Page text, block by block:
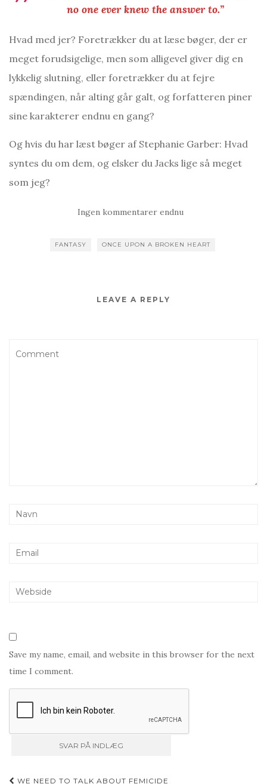
no one ever knew the answer to.”
Hvad med jer? Foretrækker du at læse bøger, der er
meget forudsigelige, men som alligevel giver dig en
lykkelig slutning, eller foretrækker du at fejre
spændingen, når alting går galt, og forfatteren piner
sine karakterer endnu en gang?
Og hvis du har læst bøger af Stephanie Garber: Hvad
syntes du om dem, og elsker du Jacks lige så meget
som jeg?
Ingen kommentarer endnu
FANTASY ONCE UPON A BROKEN HEART
LEAVE A REPLY
Save my name, email, and website in this browser for the next
time I comment.
WE NEED TO TALK ABOUT FEMICIDE